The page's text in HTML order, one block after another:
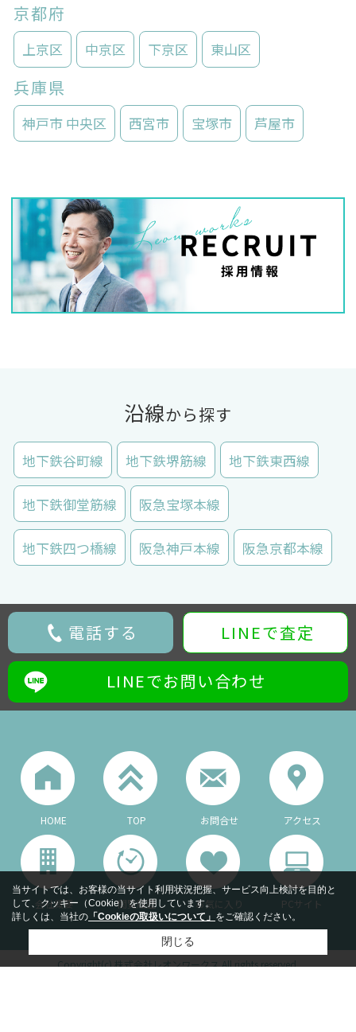
京都府
上京区 中京区 下京区 東山区
兵庫県
神戸市 中央区 西宮市 宝塚市 芦屋市
沿線から探す
地下鉄谷町線 地下鉄堺筋線 地下鉄東西線
地下鉄御堂筋線 阪急宝塚本線
地下鉄四つ橋線 阪急神戸本線 阪急京都本線
電話する LINEで査定
LINEでお問い合わせ
HOME TOP お問合せ アクセス
会社概要 閲覧履歴 お気に入り PCサイト
Copyright(c) 株式会社レオンワークス All rights reserved.
当サイトでは、お客様の当サイト利用状況把握、サービス向上検討を目的と
して、クッキー（Cookie）を使用しています。
詳しくは、当社の 「Cookieの取扱いについて」 をご確認ください。
閉じる